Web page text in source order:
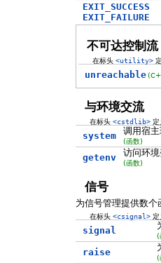
EXIT_SUCCESS
EXIT_FAILURE
不可达控制流
在标头<utility>
unreachable
与环境交流
在标头<cstdlib> 定
system 调用宿
(函数)
getenv 访问环
(函数)
信号
为信号管理提供数个
在标头<csignal> 定
signal (
raise (